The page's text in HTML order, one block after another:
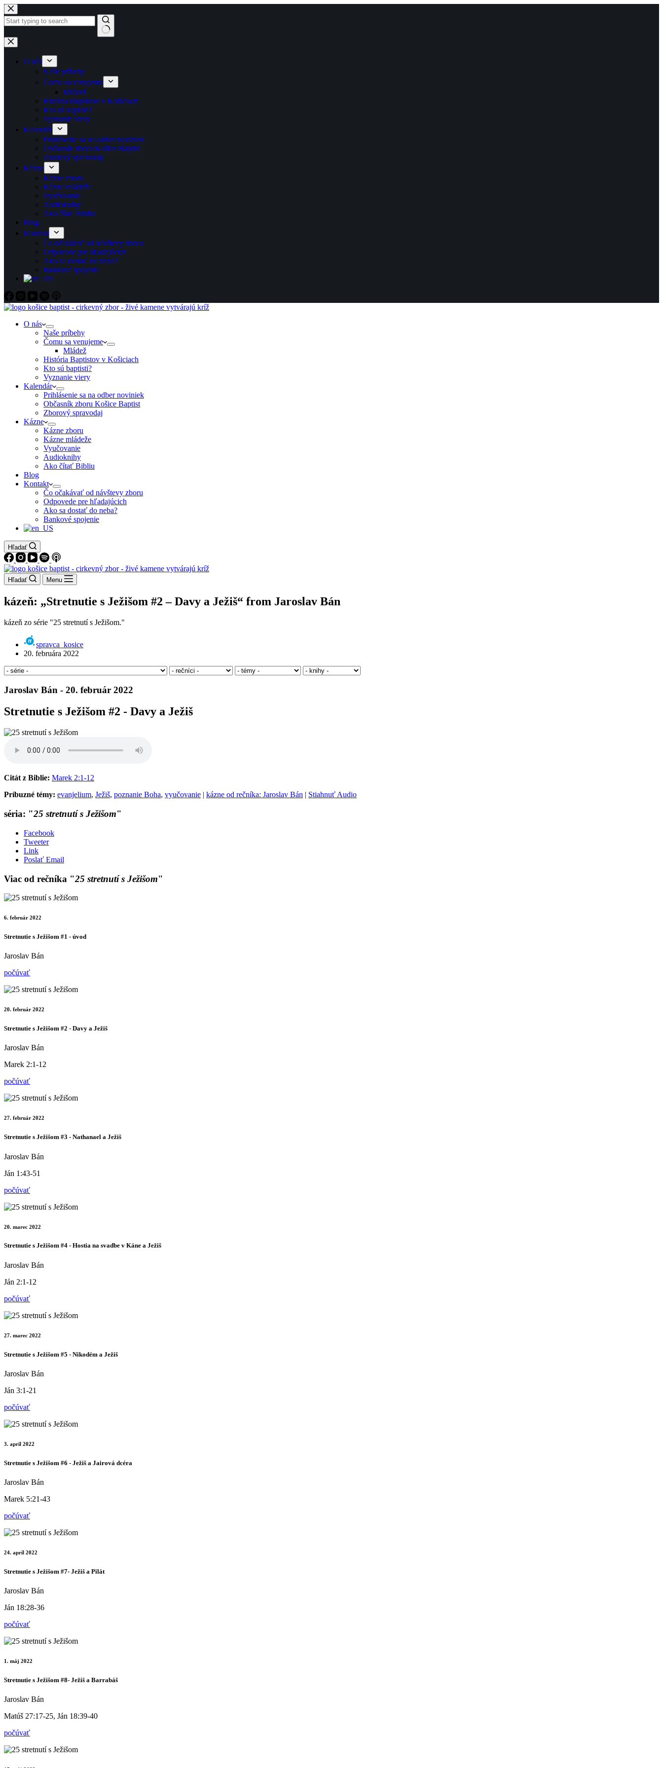
Skip to content
No results
O nás
Naše príbehy
Čomu sa venujeme
Mládež
História Baptistov v Košiciach
Kto sú baptisti?
Vyznanie viery
Kalendár
Prihlásenie sa na odber noviniek
Občasník zboru Košice Baptist
Zborový spravodaj
Kázne
Kázne zboru
Kázne mládeže
Vyučovanie
Audioknihy
Ako čítať Bibliu
Blog
Kontakt
Čo očakávať od návštevy zboru
Odpovede pre hľadajúcich
Ako sa dostať do neba?
Bankové spojenie
O nás
Naše príbehy
Čomu sa venujeme
Mládež
História Baptistov v Košiciach
Kto sú baptisti?
Vyznanie viery
Kalendár
Prihlásenie sa na odber noviniek
Občasník zboru Košice Baptist
Zborový spravodaj
Kázne
Kázne zboru
Kázne mládeže
Vyučovanie
Audioknihy
Ako čítať Bibliu
Blog
Kontakt
Čo očakávať od návštevy zboru
Odpovede pre hľadajúcich
Ako sa dostať do neba?
Bankové spojenie
Hľadať
Hľadať Menu
kázeň: „Stretnutie s Ježišom #2 – Davy a Ježiš“ from Jaroslav Bán
kázeň zo série "25 stretnutí s Ježišom."
spravca_kosice
20. februára 2022
Jaroslav Bán - 20. február 2022
Stretnutie s Ježišom #2 - Davy a Ježiš
Citát z Biblie: Marek 2:1-12
Príbuzné témy: evanjelium, Ježiš, poznanie Boha, vyučovanie | kázne od rečníka: Jaroslav Bán | Stiahnuť Audio
séria: "25 stretnutí s Ježišom"
Facebook
Tweeter
Link
Poslať Email
Viac od rečníka "25 stretnutí s Ježišom"
6. február 2022
Stretnutie s Ježišom #1 - úvod
Jaroslav Bán
počúvať
20. február 2022
Stretnutie s Ježišom #2 - Davy a Ježiš
Jaroslav Bán
Marek 2:1-12
počúvať
27. február 2022
Stretnutie s Ježišom #3 - Nathanael a Ježiš
Jaroslav Bán
Ján 1:43-51
počúvať
20. marec 2022
Stretnutie s Ježišom #4 - Hostia na svadbe v Káne a Ježiš
Jaroslav Bán
Ján 2:1-12
počúvať
27. marec 2022
Stretnutie s Ježišom #5 - Nikodém a Ježiš
Jaroslav Bán
Ján 3:1-21
počúvať
3. apríl 2022
Stretnutie s Ježišom #6 - Ježiš a Jairová dcéra
Jaroslav Bán
Marek 5:21-43
počúvať
24. apríl 2022
Stretnutie s Ježišom #7- Ježiš a Pilát
Jaroslav Bán
Ján 18:28-36
počúvať
1. máj 2022
Stretnutie s Ježišom #8- Ježiš a Barrabáš
Jaroslav Bán
Matúš 27:17-25, Ján 18:39-40
počúvať